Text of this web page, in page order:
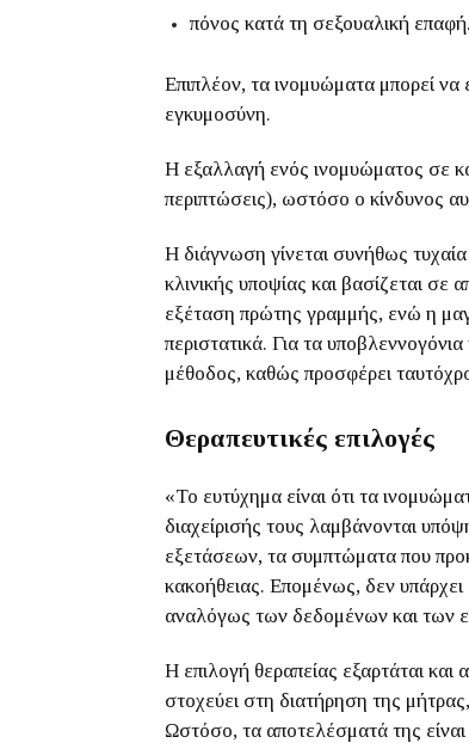
πόνος κατά τη σεξουαλική επαφή.
Επιπλέον, τα ινομυώματα μπορεί
εγκυμοσύνη.
Η εξαλλαγή ενός ινομυώματος σε
περιπτώσεις), ωστόσο ο κίνδυνος
Η διάγνωση γίνεται συνήθως
κλινικής υποψίας και βασίζεται σε
εξέταση πρώτης γραμμής, ενώ η
περιστατικά. Για τα
μέθοδος, καθώς προσφέρει
Θεραπευτικές επιλογές
«Το ευτύχημα είναι ότι τα
διαχείρισής τους λαμβάνονται
εξετάσεων, τα συμπτώματα που
κακοήθειας. Επομένως, δεν υπάρχει
αναλόγως των δεδομένων και των
Η επιλογή θεραπείας εξαρτάται
στοχεύει στη διατήρηση της
Ωστόσο, τα αποτελέσματά της